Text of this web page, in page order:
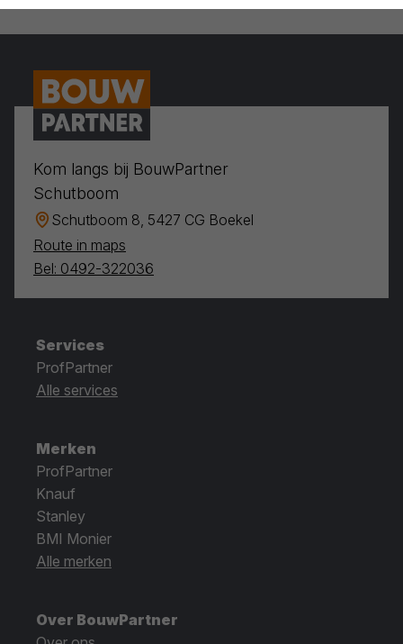
Kom langs bij BouwPartner
Schutboom
Schutboom 8, 5427 CG Boekel
Route in maps
Bel: 0492-322036
Services
ProfPartner
Alle services
Merken
ProfPartner
Knauf
Stanley
BMI Monier
Alle merken
Over BouwPartner